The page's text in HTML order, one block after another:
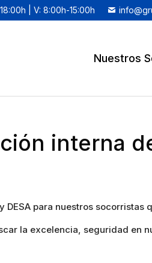
| V: 8:00h-15:00h
Nuestros
interna
para nuestros socorristas
la excelencia, seguridad en